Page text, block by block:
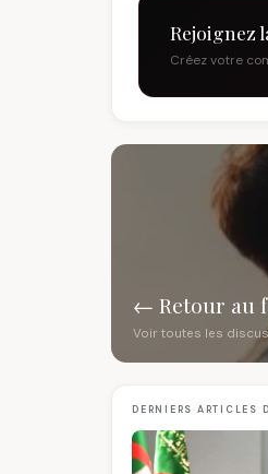
Rejoignez
Créez votre
← Retour au
Voir toutes les
DERNIERS ARTICLES